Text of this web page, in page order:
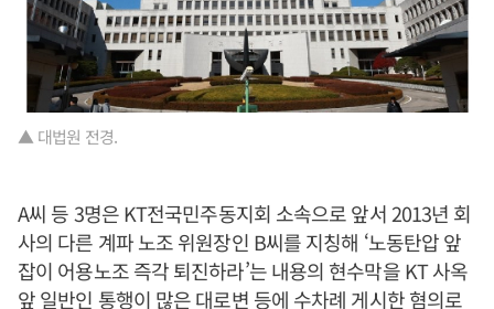
▲ 대법원 전경.
A씨 등 3명은 KT전국민주동지회 소속으로 앞서 2013년 회
사의 다른 계파 노조 위원장인 B씨를 지칭해 ‘노동탄압 앞
잡이 어용노조 즉각 퇴진하라’는 내용의 현수막을 KT 사옥
앞 일반인 통행이 많은 대로변 등에 수차례 게시한 혐의로